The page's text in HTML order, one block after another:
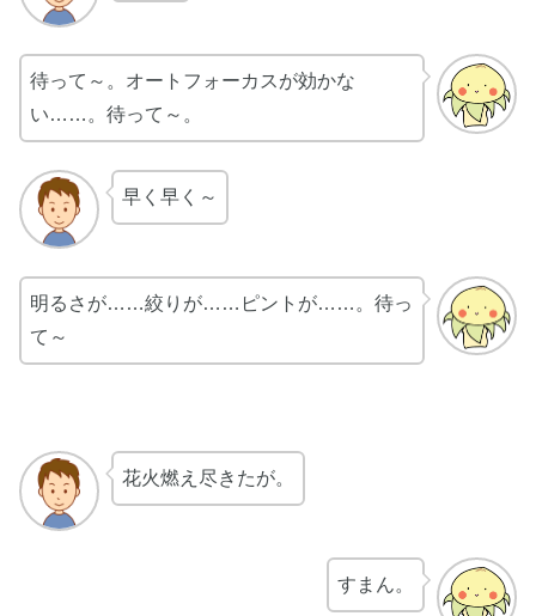
待って～。オートフォーカスが効かな
い……。待って～。
早く早く～
明るさが……絞りが……ピントが……。待っ
て～
花火燃え尽きたが。
すまん。